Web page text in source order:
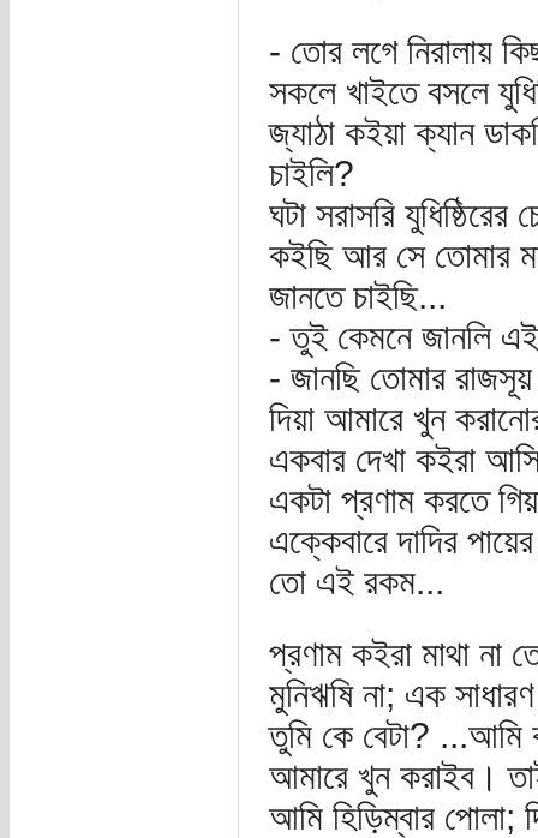
- তোর লগে নিরালায়
সকলে খাইতে বসলে
জ্যাঠা কইয়া ক্যান
চাইলি?
ঘটা সরাসরি
কইছি আর সে তোমার
জানতে চাইছি...
- তুই কেমনে জানলি
- জানছি তোমার
দিয়া আমারে খুন
একবার দেখা কইরা
একটা প্রণাম করতে
এক্কেবারে দাদির
তো এই রকম...
প্রণাম কইরা মাথা
মুনিঋষি না; এক
তুমি কে বেটা? ...আমি
আমারে খুন করাইব।
আমি হিড়িম্বার পোলা;